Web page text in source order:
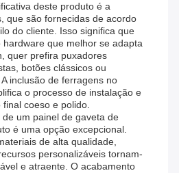
deste produto é a
que são fornecidas de acordo
do cliente. Isso significa que
que melhor se adapta
quer prefira puxadores
botões clássicos ou
inclusão de ferragens no
o processo de instalação e
coeso e polido.
um painel de gaveta de
é uma opção excepcional.
de alta qualidade,
personalizáveis ​​tornam-
e atraente. O acabamento